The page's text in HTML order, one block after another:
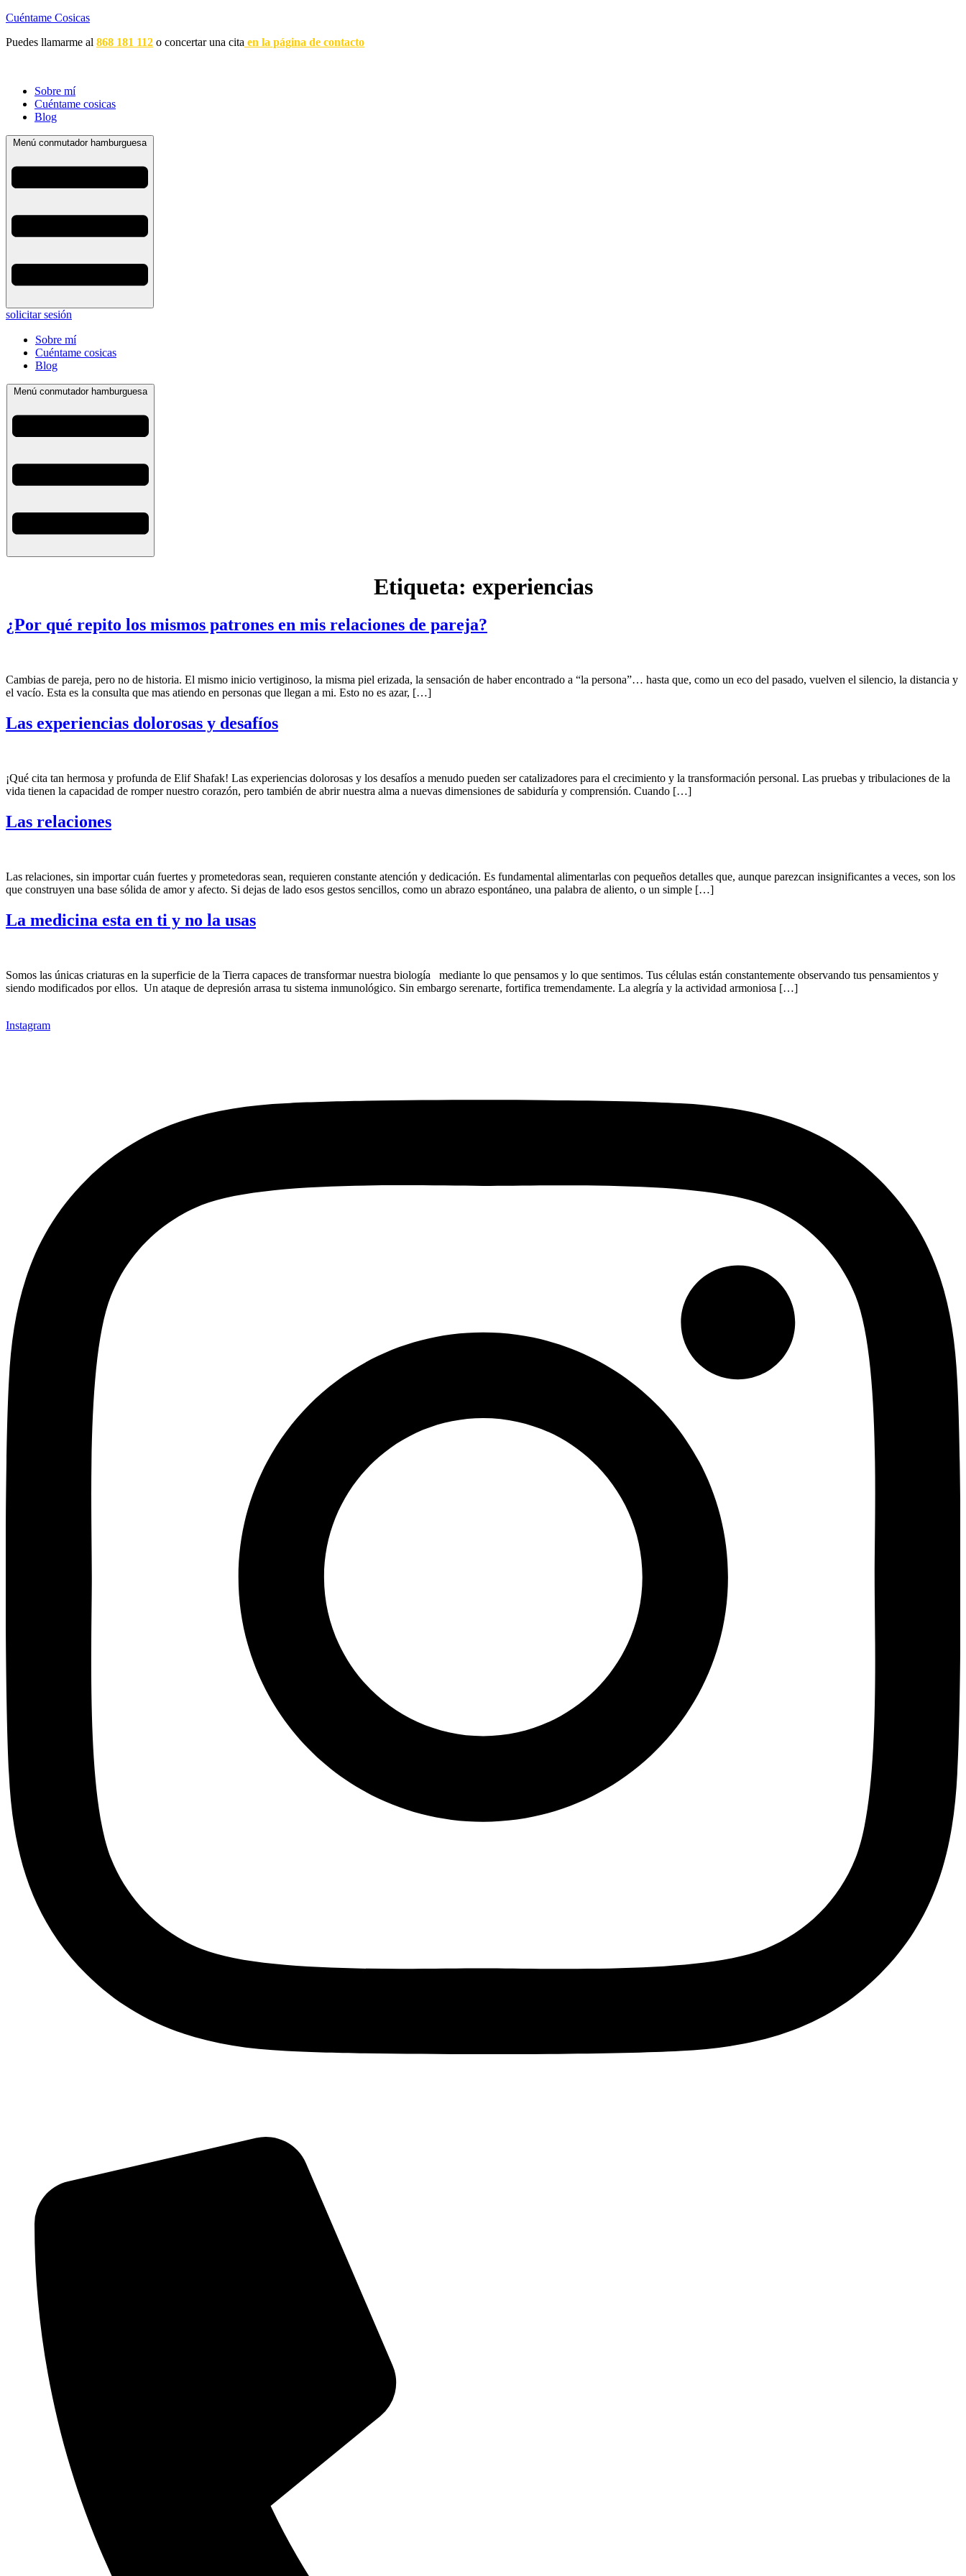
Cuéntame Cosicas
Puedes llamarme al 868 181 112 o concertar una cita en la página de contacto
Sobre mí
Cuéntame cosicas
Blog
Menú conmutador hamburguesa
solicitar sesión
Sobre mí
Cuéntame cosicas
Blog
Menú conmutador hamburguesa
Etiqueta: experiencias
¿Por qué repito los mismos patrones en mis relaciones de pareja?
Cambias de pareja, pero no de historia. El mismo inicio vertiginoso, la misma piel erizada, la sensación de haber encontrado a “la persona”… hasta que, como un eco del pasado, vuelven el silencio, la distancia y
el vacío. Esta es la consulta que mas atiendo en personas que llegan a mi. Esto no es azar, […]
Las experiencias dolorosas y desafíos
¡Qué cita tan hermosa y profunda de Elif Shafak! Las experiencias dolorosas y los desafíos a menudo pueden ser catalizadores para el crecimiento y la transformación personal. Las pruebas y tribulaciones de la
vida tienen la capacidad de romper nuestro corazón, pero también de abrir nuestra alma a nuevas dimensiones de sabiduría y comprensión. Cuando […]
Las relaciones
Las relaciones, sin importar cuán fuertes y prometedoras sean, requieren constante atención y dedicación. Es fundamental alimentarlas con pequeños detalles que, aunque parezcan insignificantes a veces, son los
que construyen una base sólida de amor y afecto. Si dejas de lado esos gestos sencillos, como un abrazo espontáneo, una palabra de aliento, o un simple […]
La medicina esta en ti y no la usas
Somos las únicas criaturas en la superficie de la Tierra capaces de transformar nuestra biología mediante lo que pensamos y lo que sentimos. Tus células están constantemente observando tus pensamientos y
siendo modificados por ellos. Un ataque de depresión arrasa tu sistema inmunológico. Sin embargo serenarte, fortifica tremendamente. La alegría y la actividad armoniosa […]
Instagram